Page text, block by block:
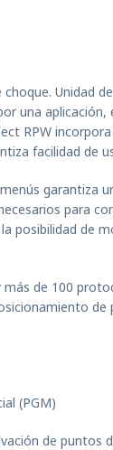
Unidad
una aplicación,
RPW
facilidad de
garantiza
para
posibilidad de
de 100
de
(PGM)
de puntos